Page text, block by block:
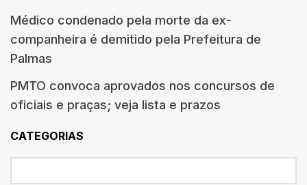
Médico condenado pela morte da ex-
companheira é demitido pela Prefeitura de
Palmas
PMTO convoca aprovados nos concursos de
oficiais e praças; veja lista e prazos
CATEGORIAS